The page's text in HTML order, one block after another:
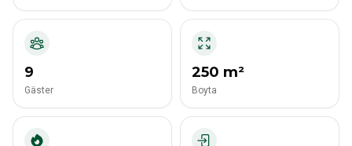
9
Gäster
250 m²
Boyta